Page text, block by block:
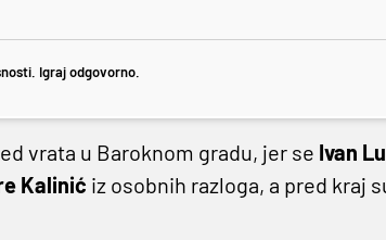
Igraj odgovorno.
vrata u Baroknom gradu, jer se Ivan
Kalinić iz osobnih razloga, a pred kraj